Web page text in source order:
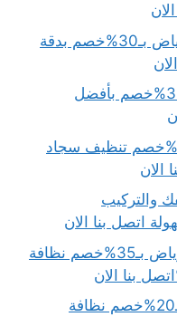
شركة كشف تسربات المياه بالرياض بـ30%خصم بدقة
شراء اثاث مستعمل بالرياض بـ30%خصم بأفضل
شركة تنظيف سجاد بالخرج بـ25%خصم تنظيف سجاد
والتركيب
شركة تنظيف وتعقيم مكاتب بالرياض بـ35%خصم نظافة
شركة تنظيف مدارس بالرياض بـ20%خصم نظافة